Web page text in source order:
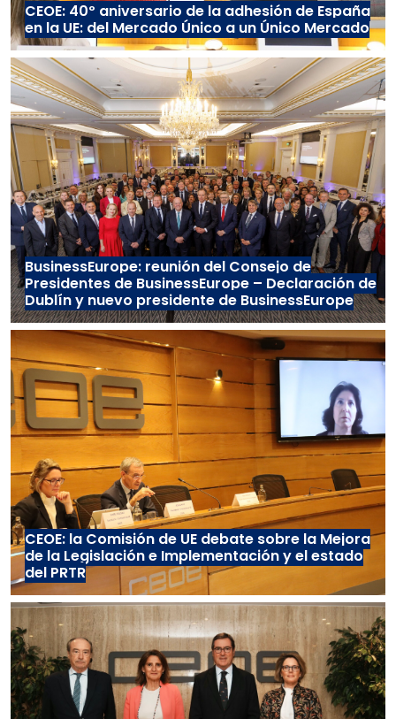
CEOE: 40º aniversario de la adhesión de España
en la UE: del Mercado Único a un Único Mercado
BusinessEurope: reunión del Consejo de
Presidentes de BusinessEurope – Declaración de
Dublín y nuevo presidente de BusinessEurope
CEOE: la Comisión de UE debate sobre la Mejora
de la Legislación e Implementación y el estado
del PRTR